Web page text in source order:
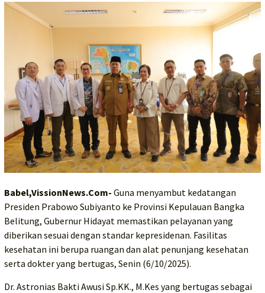
Babel,VissionNews.Com- Guna menyambut kedatangan
Presiden Prabowo Subiyanto ke Provinsi Kepulauan Bangka
Belitung, Gubernur Hidayat memastikan pelayanan yang
diberikan sesuai dengan standar kepresidenan. Fasilitas
kesehatan ini berupa ruangan dan alat penunjang kesehatan
serta dokter yang bertugas, Senin (6/10/2025).
Dr. Astronias Bakti Awusi Sp.KK., M.Kes yang bertugas sebagai